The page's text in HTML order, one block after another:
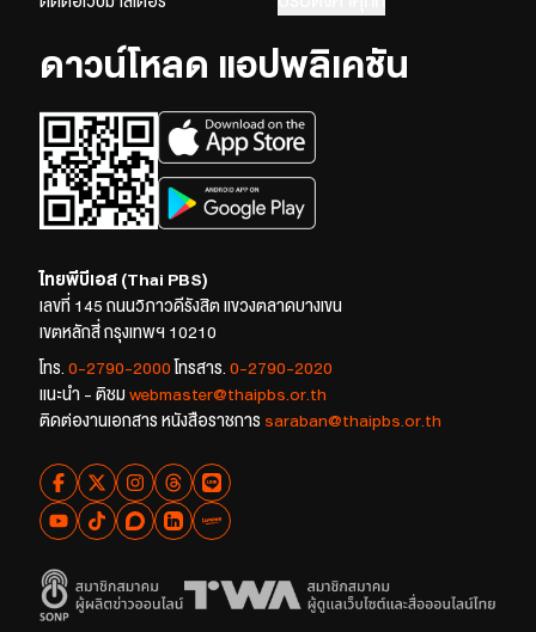
ดาวน์โหลด แอปพลิเคชัน
ไทยพีบีเอส (Thai PBS)
เลขที่ 145 ถนนวิภาวดีรังสิต แขวงตลาดบางเขน
เขตหลักสี่ กรุงเทพฯ 10210
โทร. 0-2790-2000 โทรสาร. 0-2790-2020
แนะนำ - ติชม webmaster@thaipbs.or.th
ติดต่องานเอกสาร หนังสือราชการ saraban@thaipbs.or.th